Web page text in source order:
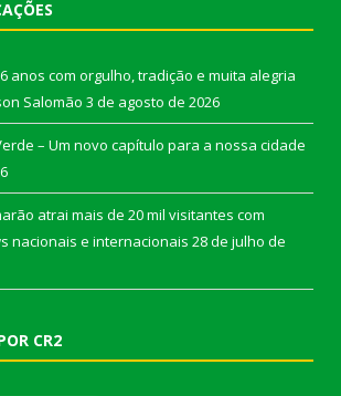
anos com orgulho, tradição e muita alegria
Salomão 3 de agosto de 2026
– Um novo capítulo para a nossa cidade
atrai mais de 20 mil visitantes com
nacionais e internacionais 28 de julho de
CR2